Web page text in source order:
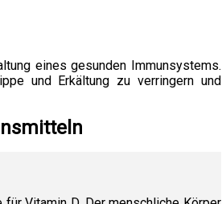
eines gesunden Immunsystems.
und Erkältung zu verringern und